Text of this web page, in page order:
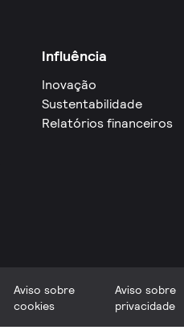
Influência
Inovação
Sustentabilidade
Relatórios financeiros
Aviso sobre
cookies
Aviso sobre
privacidade